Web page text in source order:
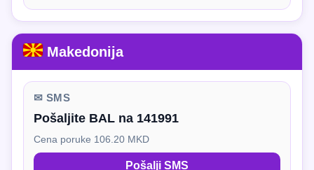
Makedonija
✉ SMS
Pošaljite BAL na 141991
Cena poruke 106.20 MKD
Pošalji SMS